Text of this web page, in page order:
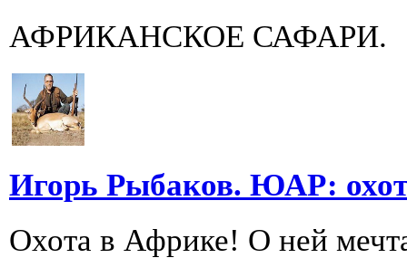
АФРИКАНСКОЕ САФАРИ.
Игорь Рыбаков. ЮАР:
Охота в Африке! О ней